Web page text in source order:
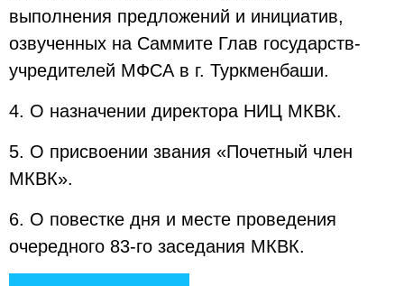
выполнения предложений и инициатив,
озвученных на Саммите Глав государств-
учредителей МФСА в г. Туркменбаши.
4. О назначении директора НИЦ МКВК.
5. О присвоении звания «Почетный член
МКВК».
6. О повестке дня и месте проведения
очередного 83-го заседания МКВК.